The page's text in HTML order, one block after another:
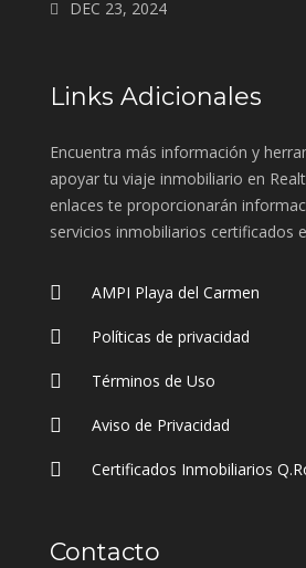
DEC 23, 2024
Links Adicionales
Encuentra más información y
apoyar tu viaje inmobiliario en
enlaces te proporcionarán
servicios inmobiliarios certificados
AMPI Playa del Carmen
Políticas de privacidad
Términos de Uso
Aviso de Privacidad
Certificados Inmobiliarios
Contacto